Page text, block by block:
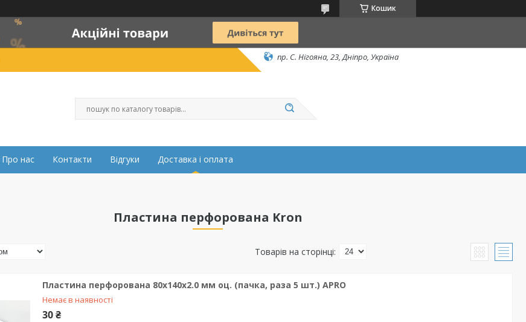
Кошик
пр. С. Нігояна, 23, Дніпро, Україна
Про нас Контакти Відгуки Доставка і оплата
Пластина перфорована Kron
Пластина перфорована 80х140х2.0 мм оц. (пачка, раза 5 шт.) APRO
Немає в наявності
30 ₴